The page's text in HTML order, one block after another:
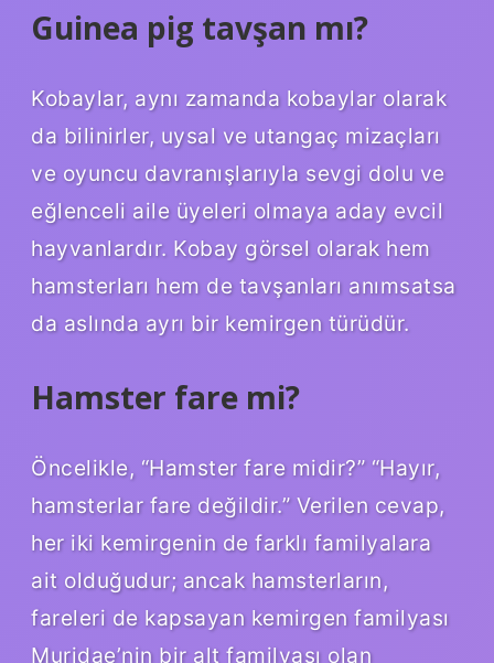
Guinea pig tavşan mı?
Kobaylar, aynı zamanda kobaylar olarak
da bilinirler, uysal ve utangaç mizaçları
ve oyuncu davranışlarıyla sevgi dolu ve
eğlenceli aile üyeleri olmaya aday evcil
hayvanlardır. Kobay görsel olarak hem
hamsterları hem de tavşanları anımsatsa
da aslında ayrı bir kemirgen türüdür.
Hamster fare mi?
Öncelikle, “Hamster fare midir?” “Hayır,
hamsterlar fare değildir.” Verilen cevap,
her iki kemirgenin de farklı familyalara
ait olduğudur; ancak hamsterların,
fareleri de kapsayan kemirgen familyası
Muridae’nin bir alt familyası olan